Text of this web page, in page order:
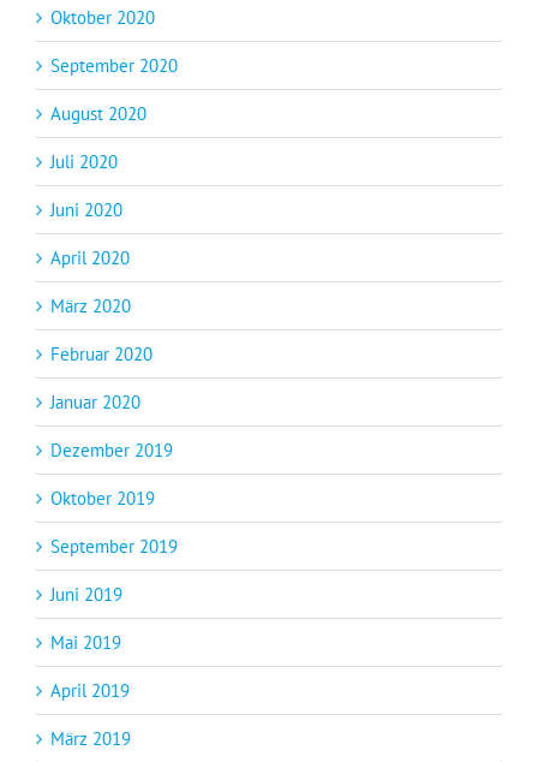
Oktober 2020
September 2020
August 2020
Juli 2020
Juni 2020
April 2020
März 2020
Februar 2020
Januar 2020
Dezember 2019
Oktober 2019
September 2019
Juni 2019
Mai 2019
April 2019
März 2019